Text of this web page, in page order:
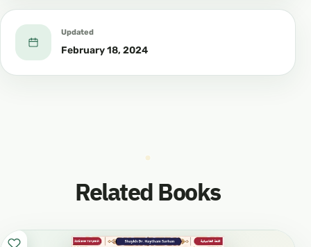
Updated
February 18, 2024
Related Books